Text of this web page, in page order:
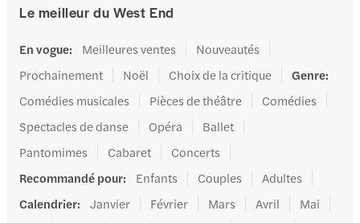
Le meilleur du West End
En vogue: Meilleures ventes
Nouveautés
Prochainement
Noël Choix de la critique Genre:
Comédies musicales
Pièces de théâtre
Comédies
Spectacles de danse
Opéra
Ballet
Pantomimes
Cabaret
Concerts
Recommandé pour: Enfants Couples
Adultes
Calendrier: Janvier Février Mars Avril
Mai